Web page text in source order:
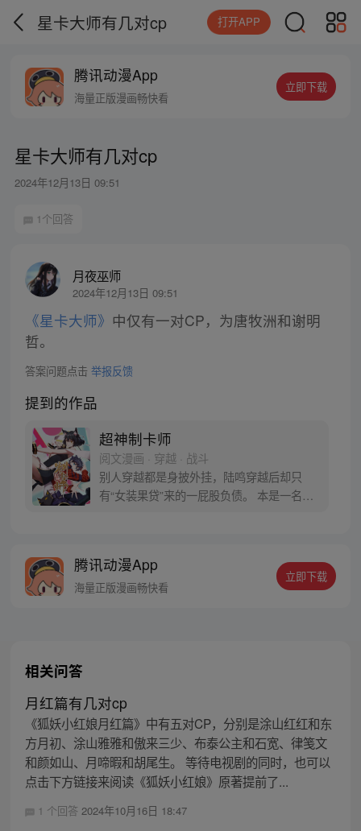
星卡大师有几对cp 打开APP
腾讯动漫App
海量正版漫画畅快看
立即下载
星卡大师有几对cp
2024年12月13日 09:51
1个回答
月夜巫师
2024年12月13日 09:51
《星卡大师》 中仅有一对CP，为唐牧洲和谢明
哲。
答案问题点击 举报反馈
提到的作品
超神制卡师
阅文漫画 · 穿越 · 战斗
别人穿越都是身披外挂，陆鸣穿越后却只
有“女装果贷”来的一屁股负债。 本是一名程
制卡技术和写程序的方法一样......那岂不是
一张卡牌，可以封装无限的世界？！
腾讯动漫App
海量正版漫画畅快看
立即下载
相关问答
月红篇有几对cp
《狐妖小红娘月红篇》中有五对CP，分别是涂山红红和东
方月初、涂山雅雅和傲来三少、布泰公主和石宽、律笺文
和颜如山、月啼暇和胡尾生。 等待电视剧的同时，也可以
点击下方链接来阅读《狐妖小红娘》原著提前了...
1 个回答 2024年10月16日 18:47